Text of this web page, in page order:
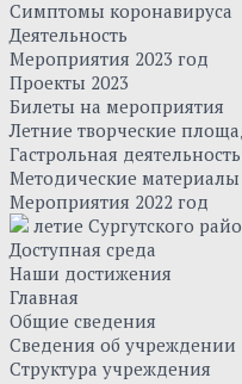
Симптомы коронавируса
Деятельность
Мероприятия 2023 год
Проекты 2023
Билеты на мероприятия
Летние творческие
Гастрольная деятельность
Методические материалы
Мероприятия 2022 год
летие Сургутского
Доступная среда
Наши достижения
Главная
Общие сведения
Сведения об учреждении
Структура учреждения